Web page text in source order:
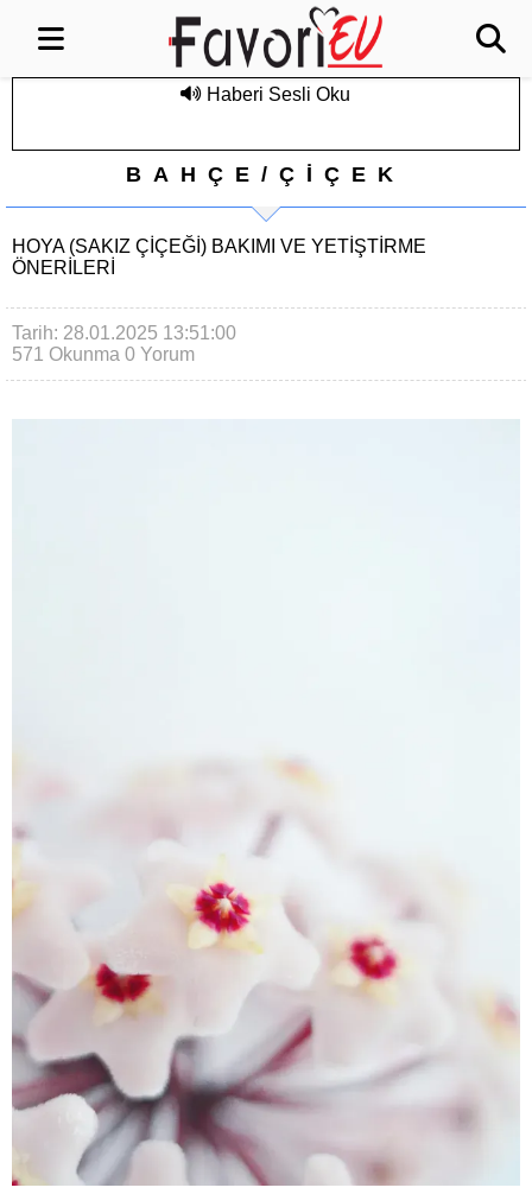
Haberi Sesli Oku
BAHÇE/ÇİÇEK
HOYA (SAKIZ ÇIÇEĞI) BAKIMI VE YETIŞTIRME
ÖNERILERI
Tarih: 28.01.2025 13:51:00
571 Okunma 0 Yorum